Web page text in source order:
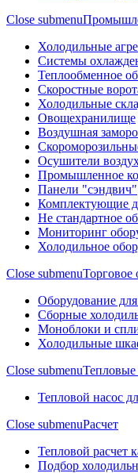
Close submenu
Холодильные
Системы
Теплообменное
Скоростные
Холодильные
Овощехранилище
Воздушная
Осушители
Промышленное
Панели "сэндвич"
Комплектующие
Не стандартное
Мониторинг
Холодильное
Close submenuТорговое
Оборудование
Сборные
Моноблоки и
Холодильные
Close submenuТепловые
Тепловой насос
Close submenuРасчет
Тепловой расчет
Подбор